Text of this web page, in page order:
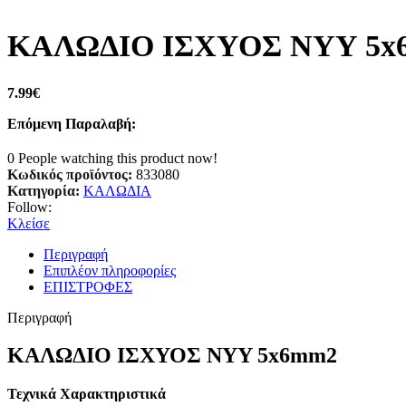
ΚΑΛΩΔΙΟ ΙΣΧΥΟΣ NYY
7.99€
Επόμενη Παραλαβή:
0 People watching this product now!
Κωδικός προϊόντος: 833080
Κατηγορία: ΚΑΛΩΔΙΑ
Follow:
Κλείσε
Περιγραφή
Επιπλέον πληροφορίες
ΕΠΙΣΤΡΟΦΕΣ
Περιγραφή
ΚΑΛΩΔΙΟ ΙΣΧΥΟΣ NYY 5x6mm2
Τεχνικά Χαρακτηριστικά